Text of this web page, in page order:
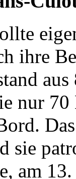
ihre
nur
sie
am